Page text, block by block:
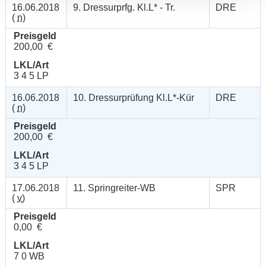
16.06.2018
( n)
9. Dressurprfg. Kl.L* - Tr. DRE
Preisgeld
200,00 €
LKL/Art
3 4 5 LP
16.06.2018
( n)
10. Dressurprüfung Kl.L*-Kür DRE
Preisgeld
200,00 €
LKL/Art
3 4 5 LP
17.06.2018
( v)
11. Springreiter-WB SPR
Preisgeld
0,00 €
LKL/Art
7 0 WB